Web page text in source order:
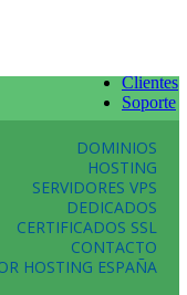
Clientes
Soporte
DOMINIOS
HOSTING
SERVIDORES VPS
DEDICADOS
CERTIFICADOS SSL
CONTACTO
HOSTING ESPAÑA